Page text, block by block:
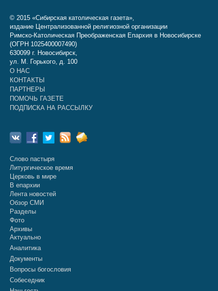
© 2015 «Сибирская католическая газета»,
издание Централизованной религиозной организации
Римско-Католическая Преображенская Епархия в Новосибирске
(ОГРН 1025400007490)
630099 г. Новосибирск,
ул. М. Горького, д. 100
О НАС
КОНТАКТЫ
ПАРТНЕРЫ
ПОМОЧЬ ГАЗЕТЕ
ПОДПИСКА НА РАССЫЛКУ
Слово пастыря
Литургическое время
Церковь в мире
В епархии
Лента новостей
Обзор СМИ
Разделы
Фото
Архивы
Актуально
Аналитика
Документы
Вопросы богословия
Собеседник